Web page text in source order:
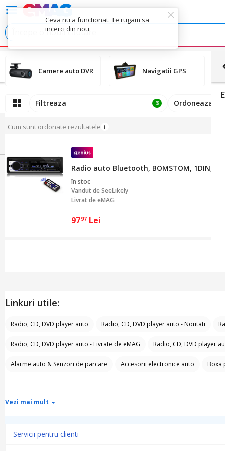
Ceva nu a functionat. Te rugam sa
incerci din nou.
Camere auto DVR Navigatii GPS
Filtreaza 3 Ordoneaza
Cum sunt ordonate rezultatele
Radio auto Bluetooth, BOMSTOM, 1DIN,
în stoc
Vandut deSeeLikely
Livrat de eMAG
9797 Lei
Linkuri utile:
Radio, CD, DVD player auto Radio, CD, DVD player auto - Noutati
Radio, CD, DVD player auto - Livrate de eMAG Radio, CD, DVD player
Alarme auto & Senzori de parcare Accesorii electronice auto Boxa
Vezi mai mult
Servicii pentru clienti